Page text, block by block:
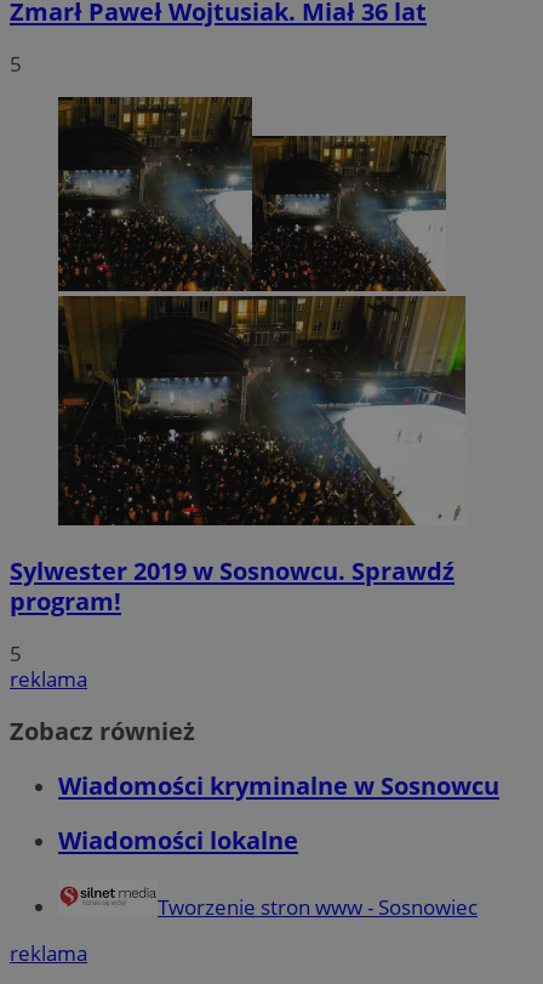
Zmarł Paweł Wojtusiak. Miał 36 lat
5
Sylwester 2019 w Sosnowcu. Sprawdź
program!
5
reklama
Zobacz również
Wiadomości kryminalne w Sosnowcu
Wiadomości lokalne
Tworzenie stron www - Sosnowiec
reklama